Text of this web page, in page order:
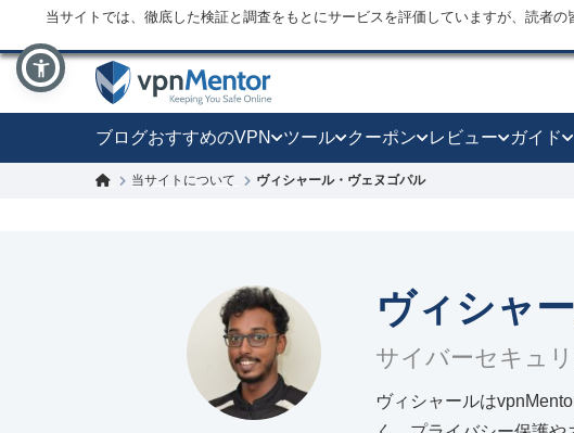
当サイトでは、徹底した検証と調査をもとにサービスを評価していますが、読者
ブログおすすめのVPN ツール クーポン レビュー ガイド
当サイトについて ヴィシャール・ヴェヌゴパル
ヴィシャ
サイバーセキュ
ヴィシャールは